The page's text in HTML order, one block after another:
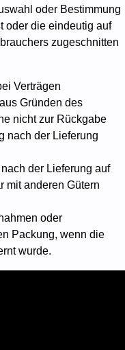
oder Bestimmung
oder die eindeutig auf
zugeschnitten
Verträgen
Gründen des
nicht zur Rückgabe
nach der Lieferung
der Lieferung auf
mit anderen Gütern
oder
Packung, wenn die
wurde.